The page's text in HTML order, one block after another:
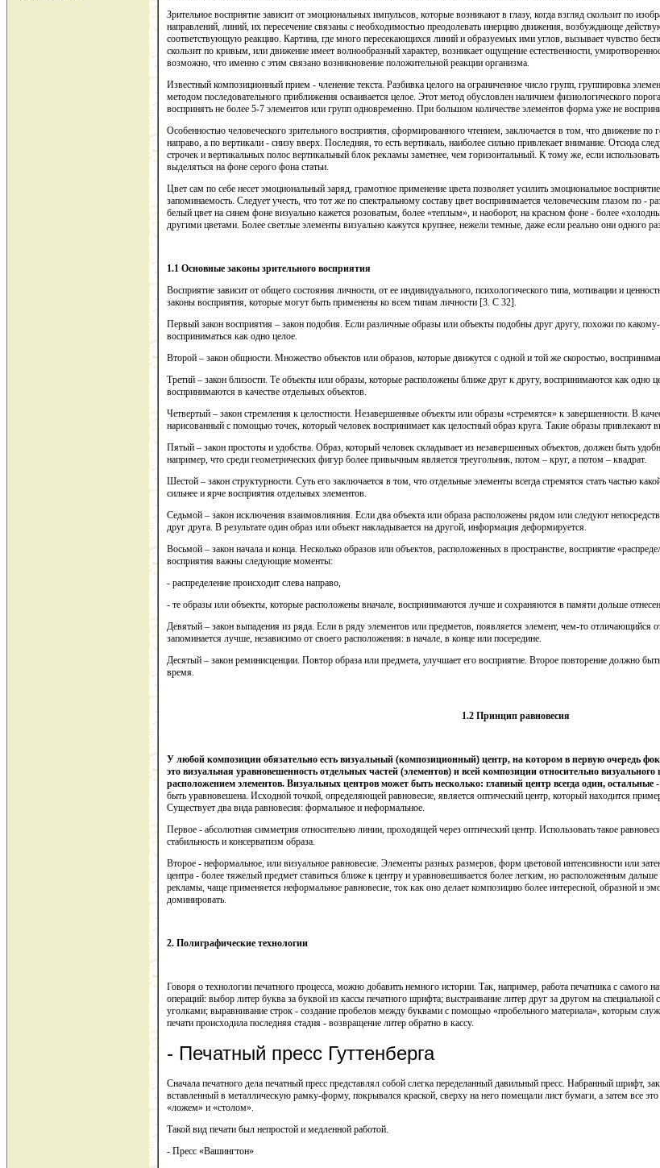
Зрительное восприятие зависит от эмоциональных импульсов, которые возникают в глазу, когда взгляд скользит по
направлений, линий, их пересечение связаны с необходимостью преодолевать инерцию движения, возбуждающе
соответствующую реакцию. Картина, где много пересекающихся линий и образуемых ими углов, вызывает чувство
скользит по кривым, или движение имеет волнообразный характер, возникает ощущение естественности,
возможно, что именно с этим связано возникновение положительной реакции организма.
Известный композиционный прием - членение текста. Разбивка целого на ограниченное число групп, группировка
методом последовательного приближения осваивается целое. Этот метод обусловлен наличием физиологического
воспринять не более 5-7 элементов или групп одновременно. При большом количестве элементов форма уже не
Особенностью человеческого зрительного восприятия, сформированного чтением, заключается в том, что движение по
направо, а по вертикали - снизу вверх. Последняя, то есть вертикаль, наиболее сильно привлекает внимание. Отсюда
строчек и вертикальных полос вертикальный блок рекламы заметнее, чем горизонтальный. К тому же, если
выделяться на фоне серого фона статьи.
Цвет сам по себе несет эмоциональный заряд, грамотное применение цвета позволяет усилить эмоциональное
запоминаемость. Следует учесть, что тот же по спектральному составу цвет воспринимается человеческим глазом по -
белый цвет на синем фоне визуально кажется розоватым, более «теплым», и наоборот, на красном фоне - более
другими цветами. Более светлые элементы визуально кажутся крупнее, нежели темные, даже если реально они одного
1.1 Основные законы зрительного восприятия
Восприятие зависит от общего состояния личности, от ее индивидуального, психологического типа, мотивации и
законы восприятия, которые могут быть применены ко всем типам личности [3. С 32].
Первый закон восприятия – закон подобия. Если различные образы или объекты подобны друг другу, похожи по
восприниматься как одно целое.
Второй – закон общности. Множество объектов или образов, которые движутся с одной и той же скоростью,
Третий – закон близости. Те объекты или образы, которые расположены ближе друг к другу, воспринимаются как одно
воспринимаются в качестве отдельных объектов.
Четвертый – закон стремления к целостности. Незавершенные объекты или образы «стремятся» к завершенности. В
нарисованный с помощью точек, который человек воспринимает как целостный образ круга. Такие образы привлекают
Пятый – закон простоты и удобства. Образ, который человек складывает из незавершенных объектов, должен быть
например, что среди геометрических фигур более привычным является треугольник, потом – круг, а потом – квадрат.
Шестой – закон структурности. Суть его заключается в том, что отдельные элементы всегда стремятся стать частью
сильнее и ярче восприятия отдельных элементов.
Седьмой – закон исключения взаимовлияния. Если два объекта или образа расположены рядом или следуют
друг друга. В результате один образ или объект накладывается на другой, информация деформируется.
Восьмой – закон начала и конца. Несколько образов или объектов, расположенных в пространстве, восприятие
восприятия важны следующие моменты:
- распределение происходит слева направо,
- те образы или объекты, которые расположены вначале, воспринимаются лучше и сохраняются в памяти дольше
Девятый – закон выпадения из ряда. Если в ряду элементов или предметов, появляется элемент, чем-то отличающийся
запоминается лучше, независимо от своего расположения: в начале, в конце или посередине.
Десятый – закон реминисценции. Повтор образа или предмета, улучшает его восприятие. Второе повторение должно
время.
1.2 Принцип равновесия
У любой композиции обязательно есть визуальный (композиционный) центр, на котором в первую очередь
это визуальная уравновешенность отдельных частей (элементов) и всей композиции относительно
расположением элементов. Визуальных центров может быть несколько: главный центр всегда один, остальные
быть уравновешена. Исходной точкой, определяющей равновесие, является оптический центр, который находится
Существует два вида равновесия: формальное и неформальное.
Первое - абсолютная симметрия относительно линии, проходящей через оптический центр. Использовать такое
стабильность и консерватизм образа.
Второе - неформальное, или визуальное равновесие. Элементы разных размеров, форм цветовой интенсивности или
центра - более тяжелый предмет ставиться ближе к центру и уравновешивается более легким, но расположенным
рекламы, чаще применяется неформальное равновесие, ток как оно делает композицию более интересной, образной и
доминировать.
2. Полиграфические технологии
Говоря о технологии печатного процесса, можно добавить немного истории. Так, например, работа печатника с самого
операций: выбор литер буква за буквой из кассы печатного шрифта; выстраивание литер друг за другом на специальной
уголками; выравнивание строк - создание пробелов между буквами с помощью «пробельного материала», которым
печати происходила последняя стадия - возвращение литер обратно в кассу.
- Печатный пресс Гуттенберга
Сначала печатного дела печатный пресс представлял собой слегка переделанный давильный пресс. Набранный шрифт,
вставленный в металлическую рамку-форму, покрывался краской, сверху на него помещали лист бумаги, а затем все
«ложем» и «столом».
Такой вид печати был непростой и медленной работой.
- Пресс «Вашингтон»